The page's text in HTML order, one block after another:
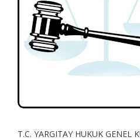
T.C. YARGITAY HUKUK GENEL